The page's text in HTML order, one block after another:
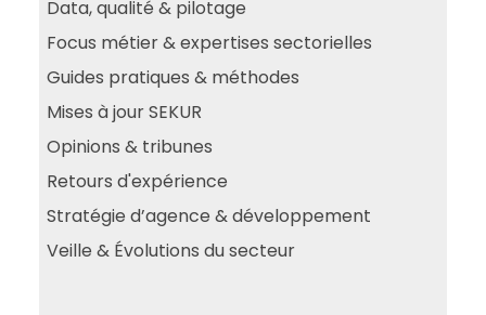
Data, qualité & pilotage
Focus métier & expertises sectorielles
Guides pratiques & méthodes
Mises à jour SEKUR
Opinions & tribunes
Retours d'expérience
Stratégie d’agence & développement
Veille & Évolutions du secteur